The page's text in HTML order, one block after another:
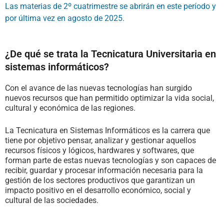
Las materias de 2º cuatrimestre se abrirán en este período y
por última vez en agosto de 2025.
¿De qué se trata la Tecnicatura Universitaria en
sistemas informáticos?
Con el avance de las nuevas tecnologías han surgido
nuevos recursos que han permitido optimizar la vida social,
cultural y económica de las regiones.
La Tecnicatura en Sistemas Informáticos es la carrera que
tiene por objetivo pensar, analizar y gestionar aquellos
recursos físicos y lógicos, hardwares y softwares, que
forman parte de estas nuevas tecnologías y son capaces de
recibir, guardar y procesar información necesaria para la
gestión de los sectores productivos que garantizan un
impacto positivo en el desarrollo económico, social y
cultural de las sociedades.